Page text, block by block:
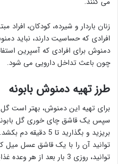
زنان باردار و شیرده، کودکان، افراد
افرادی که حساسیت دارند، نباید
دمنوش برای افرادی که آسپرین
چون باعث تداخل دارویی می شود.
طرز تهیه دمنوش بابونه
برای تهیه این دمنوش، بهتر است
سپس یک قاشق چای خوری گل
بریزید و بگذارید
توانید آن را با یک قاشق عسل میل
توانید، روزی 3 بار بعد از هر وعده غذایی بنوشید.